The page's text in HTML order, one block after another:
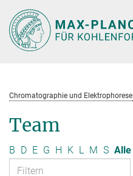
Hauptinhalt
Chromatographie und Elektrophorese
Team
B D E G H K L M S Alle